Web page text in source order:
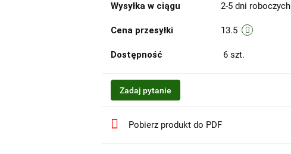
Wysyłka w ciągu 2-5 dni roboczych
Cena przesyłki 13.5
Dostępność 6 szt.
Zadaj pytanie
Pobierz produkt do PDF